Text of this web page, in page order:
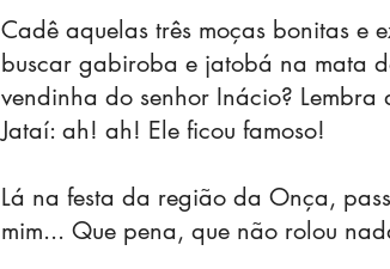
Cadê aquelas três moças bonitas e
buscar gabiroba e jatobá na mata
vendinha do senhor Inácio?
Jataí: ah! ah! Ele ficou famoso!
Lá na festa da região da Onça,
mim... Que pena, que não rolou